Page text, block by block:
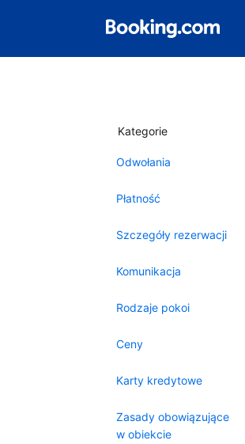
Kategorie
Odwołania
Płatność
Szczegóły rezerwacji
Komunikacja
Rodzaje pokoi
Ceny
Karty kredytowe
Zasady obowiązujące
w obiekcie